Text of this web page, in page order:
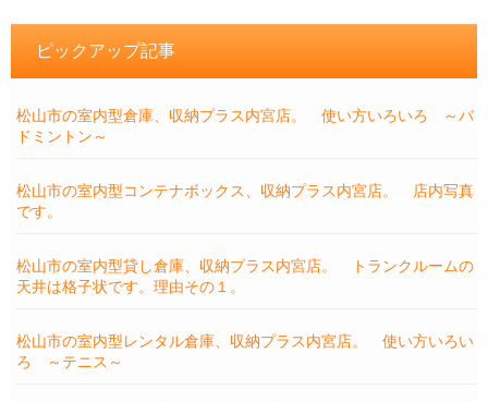
ピックアップ記事
松山市の室内型倉庫、収納プラス内宮店。 使い方いろいろ ～バ
ドミントン～
松山市の室内型コンテナボックス、収納プラス内宮店。 店内写真
です。
松山市の室内型貸し倉庫、収納プラス内宮店。 トランクルームの
天井は格子状です。理由その１。
松山市の室内型レンタル倉庫、収納プラス内宮店。 使い方いろい
ろ ～テニス～